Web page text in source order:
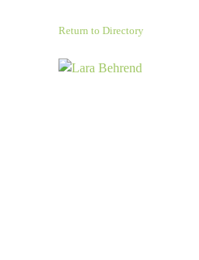
Return to Directory